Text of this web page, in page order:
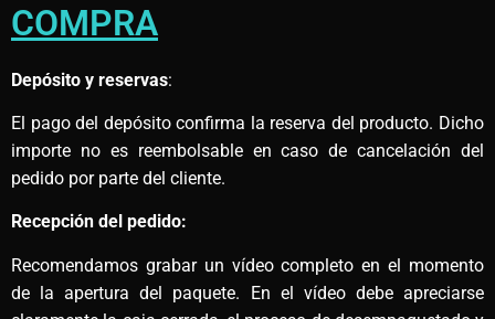
COMPRA
Depósito y reservas:
El pago del depósito confirma la reserva del producto. Dicho
importe no es reembolsable en caso de cancelación del
pedido por parte del cliente.
Recepción del pedido:
Recomendamos grabar un vídeo completo en el momento
de la apertura del paquete. En el vídeo debe apreciarse